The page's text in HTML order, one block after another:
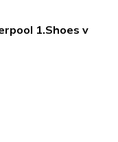
1.Shoes v